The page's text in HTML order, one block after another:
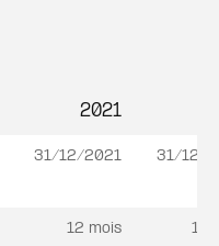
2021
31/12/2021 31/12/
12 mois 12